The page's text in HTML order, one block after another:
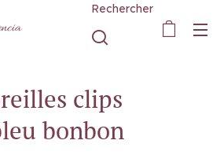
Rechercher
clips
bonbon